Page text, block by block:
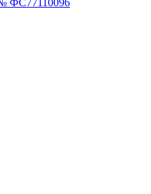
ФС77110096